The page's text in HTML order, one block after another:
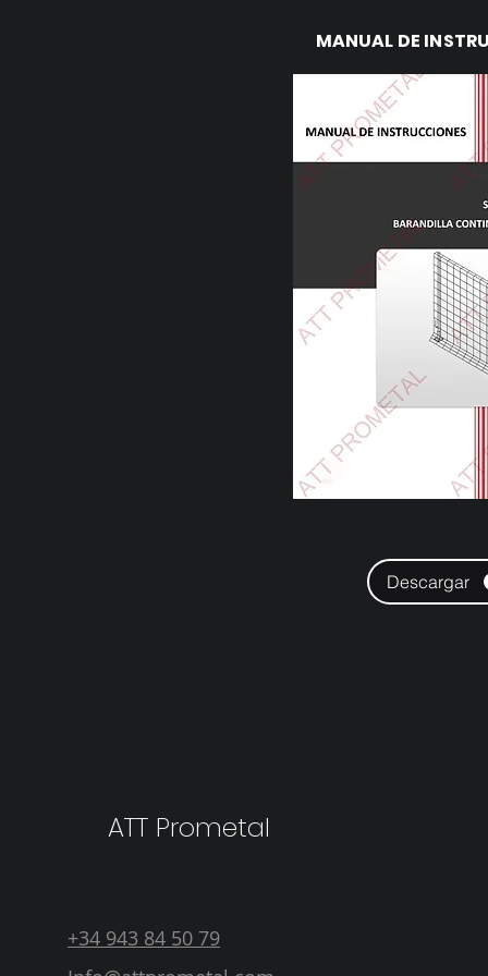
MANUAL DE
Descargar
ATT Prometal
+34 943 84 50 79